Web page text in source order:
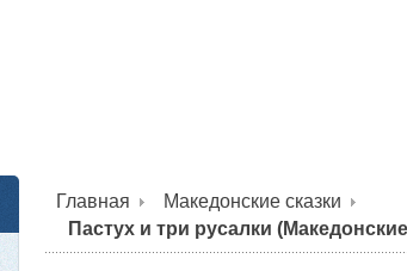
Главная
Македонские сказки
Пастух и три русалки